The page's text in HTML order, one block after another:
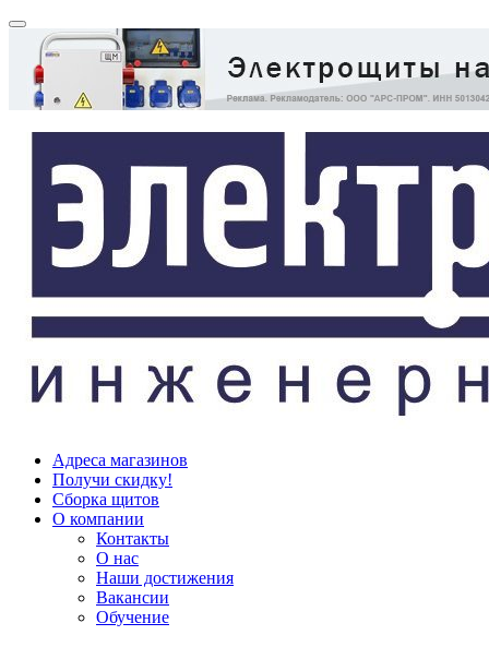
Адреса магазинов
Получи скидку!
Сборка щитов
О компании
Контакты
О нас
Наши достижения
Вакансии
Обучение